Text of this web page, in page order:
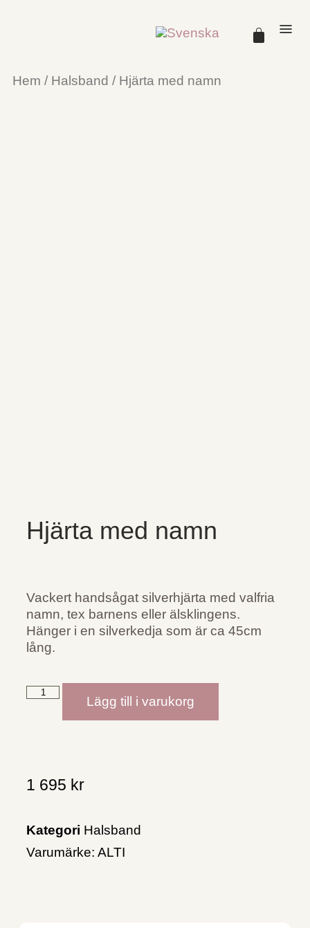
Hem / Halsband / Hjärta med namn
Hjärta med namn
Vackert handsågat silverhjärta med valfria
namn, tex barnens eller älsklingens.
Hänger i en silverkedja som är ca 45cm
lång.
Lägg till i varukorg
1 695 kr
Kategori Halsband
Varumärke: ALTI